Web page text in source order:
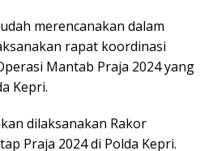
merencanakan dalam
rapat koordinasi
Mantab Praja 2024 yang
Kepri.
dilaksanakan Rakor
Praja 2024 di Polda Kepri.